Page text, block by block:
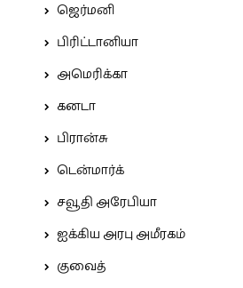
ஜெர்மனி
பிரிட்டானியா
அமெரிக்கா
கனடா
பிரான்சு
டென்மார்க்
சவூதி அரேபியா
ஐக்கிய அரபு அமீரகம்
குவைத்